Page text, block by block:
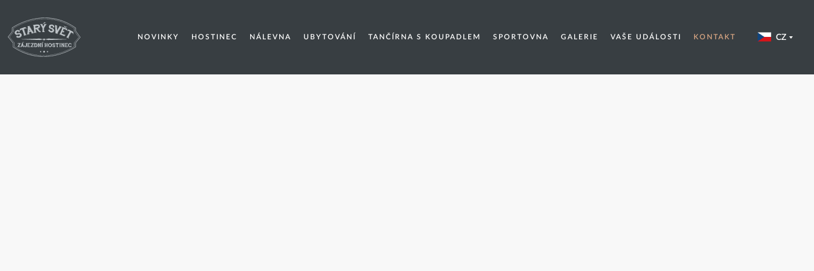
NOVINKY HOSTINEC NÁLEVNA UBYTOVÁNÍ TANČÍRNA S KOUPADLEM SPORTOVNA GALERIE VAŠE UDÁLOSTI KONTAKT CZ